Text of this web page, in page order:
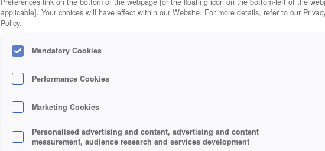
applicable]. Your choices will have effect within our Website. For more details, refer to our
Policy.
Mandatory Cookies
Performance Cookies
Marketing Cookies
Personalised advertising and content, advertising and content
measurement, audience research and services development